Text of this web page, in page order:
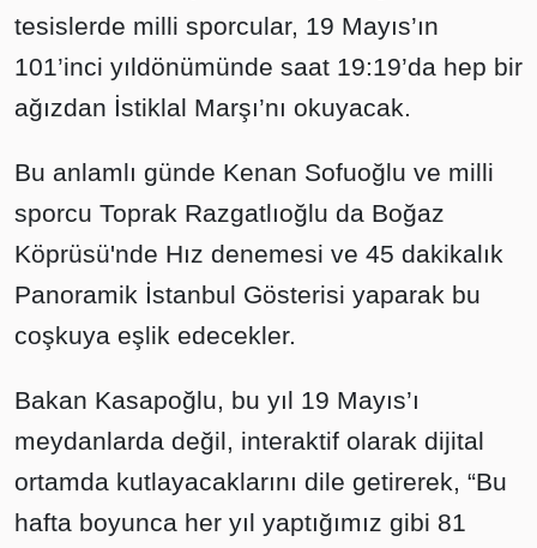
tesislerde milli sporcular, 19 Mayıs’ın
101’inci yıldönümünde saat 19:19’da hep bir
ağızdan İstiklal Marşı’nı okuyacak.
Bu anlamlı günde Kenan Sofuoğlu ve milli
sporcu Toprak Razgatlıoğlu da Boğaz
Köprüsü'nde Hız denemesi ve 45 dakikalık
Panoramik İstanbul Gösterisi yaparak bu
coşkuya eşlik edecekler.
Bakan Kasapoğlu, bu yıl 19 Mayıs’ı
meydanlarda değil, interaktif olarak dijital
ortamda kutlayacaklarını dile getirerek, “Bu
hafta boyunca her yıl yaptığımız gibi 81